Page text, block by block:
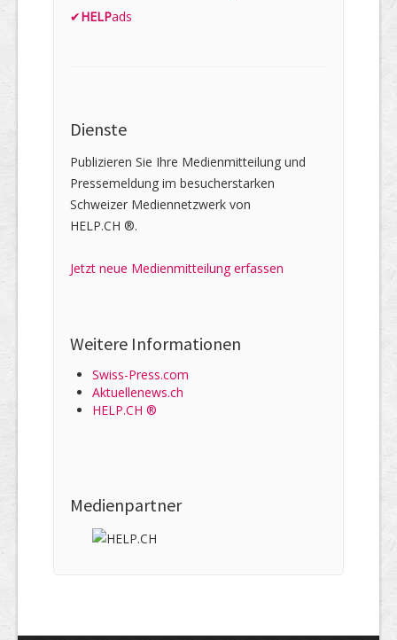
✔HELPads
Dienste
Publizieren Sie Ihre Medienmitteilung und
Pressemeldung im besucherstarken
Schweizer Mediennetzwerk von
HELP.CH ®.
Jetzt neue Medienmitteilung erfassen
Weitere Informationen
Swiss-Press.com
Aktuellenews.ch
HELP.CH ®
Medienpartner